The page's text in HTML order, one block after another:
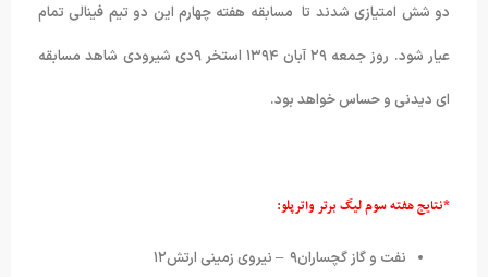
دو شش امتیازی شدند تا مسابقه هفته چهارم این دو تیم فینالی تمام
عیار شود. روز جمعه ۲۹ آبان ۱۳۹۴ استخر ۹دی شیرودی شاهد مسابقه
ای دیدنی و حساس خواهد بود.
*نتایج هفته سوم لیگ برتر واترپلو:
نفت و گاز گچساران۹ – نیروی زمینی ارتش۱۲